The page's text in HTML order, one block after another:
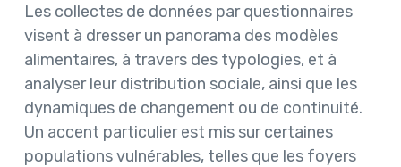
Les collectes de données par questionnaires
visent à dresser un panorama des modèles
alimentaires, à travers des typologies, et à
analyser leur distribution sociale, ainsi que les
dynamiques de changement ou de continuité.
Un accent particulier est mis sur certaines
populations vulnérables, telles que les foyers